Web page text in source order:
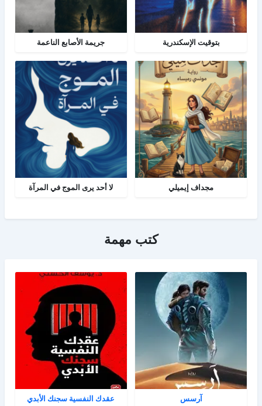
بتوقيت الإسكندرية جريمة الأصابع الناعمة
مجداف إيميلي لا أحد يرى الموج في المرآة
كتب مهمة
آرسس عقدك النفسية سجنك الأبدي